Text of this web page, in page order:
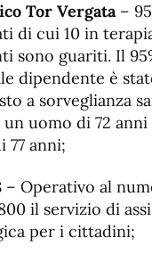
Tor Vergata–
di cui 10 in
sono guariti. Il
dipendente è
a sorveglianza
un uomo di 72 anni
77 anni;
– Operativo al
il servizio di
per i cittadini;